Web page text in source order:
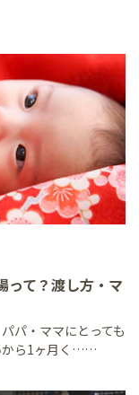
って？渡し方・マ
パ・ママにとっても
から1ヶ月く……